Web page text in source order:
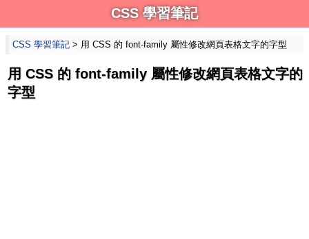
CSS 學習筆記
CSS 學習筆記 > 用 CSS 的 font-family 屬性修改網頁表格文字的字型
用 CSS 的 font-family 屬性修改網頁表格文字的
字型